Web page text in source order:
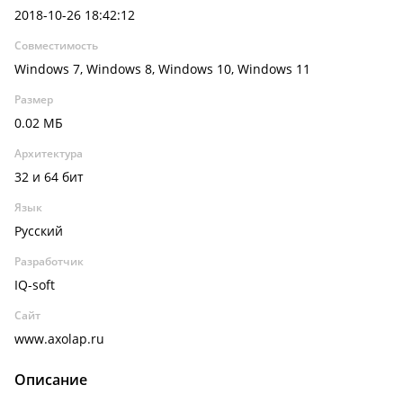
2018-10-26 18:42:12
Совместимость
Windows 7, Windows 8, Windows 10, Windows 11
Размер
0.02 МБ
Архитектура
32 и 64 бит
Язык
Русский
Разработчик
IQ-soft
Сайт
www.axolap.ru
Описание